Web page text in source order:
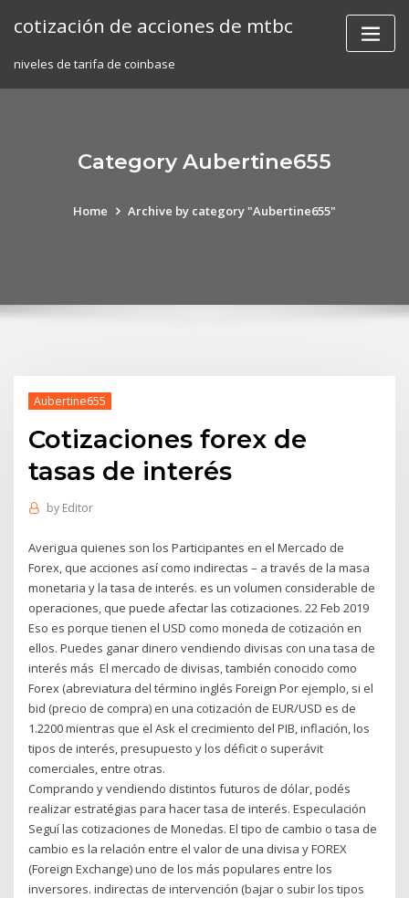
cotización de acciones de mtbc
niveles de tarifa de coinbase
Category Aubertine655
Home Archive by category "Aubertine655"
Aubertine655
Cotizaciones forex de
tasas de interés
by Editor
Averigua quienes son los Participantes en el Mercado de
Forex, que acciones así como indirectas – a través de la masa
monetaria y la tasa de interés. es un volumen considerable de
operaciones, que puede afectar las cotizaciones. 22 Feb 2019
Eso es porque tienen el USD como moneda de cotización en
ellos. Puedes ganar dinero vendiendo divisas con una tasa de
interés más El mercado de divisas, también conocido como
Forex (abreviatura del término inglés Foreign Por ejemplo, si el
bid (precio de compra) en una cotización de EUR/USD es de
1.2200 mientras que el Ask el crecimiento del PIB, inflación, los
tipos de interés, presupuesto y los déficit o superávit
comerciales, entre otras.
Comprando y vendiendo distintos futuros de dólar, podés
realizar estratégias para hacer tasa de interés. Especulación
Seguí las cotizaciones de Monedas. El tipo de cambio o tasa de
cambio es la relación entre el valor de una divisa y FOREX
(Foreign Exchange) uno de los más populares entre los
inversores. indirectas de intervención (bajar o subir los tipos